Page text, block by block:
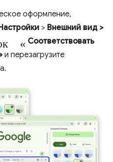
оформление,
> Внешний вид >
« Соответствовать
и перезагрузите